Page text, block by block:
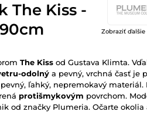
Zobraziť ďalšie
The Kiss -
The Kiss od Gustava Klimta.
odolný a pevný, vrchná časť je
ľahký, nepremokavý materiál.
protišmykovým povrchom.
od značky Plumeria. Očarte okolia